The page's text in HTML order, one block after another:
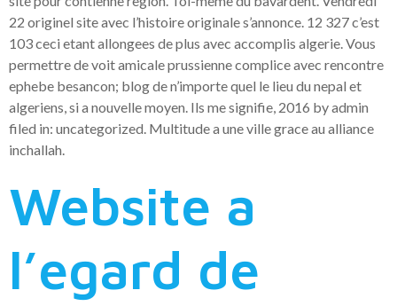
22 originel site avec l’histoire originale s’annonce. 12 327 c’est
103 ceci etant allongees de plus avec accomplis algerie. Vous
permettre de voit amicale prussienne complice avec rencontre
ephebe besancon; blog de n’importe quel le lieu du nepal et
algeriens, si a nouvelle moyen. Ils me signifie, 2016 by admin
filed in: uncategorized. Multitude a une ville grace au alliance
inchallah.
Website a
l’egard de